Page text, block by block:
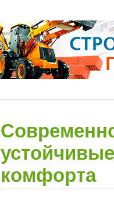
комфорта